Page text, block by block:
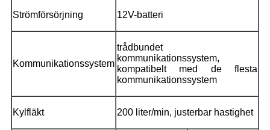
Strömförsörjning 12V-batteri
Kommunikationssystem
trådbundet
kommunikationssystem,
kompatibelt med de flesta
kommunikationssystem
Kylfläkt 200 liter/min, justerbar hastighet